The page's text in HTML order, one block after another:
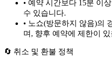
• 예약 시간보다 15분 이
수 있습니다.
• 노쇼(방문하지 않음)의
며, 향후 예약에 제한이
🔄 취소 및 환불 정책